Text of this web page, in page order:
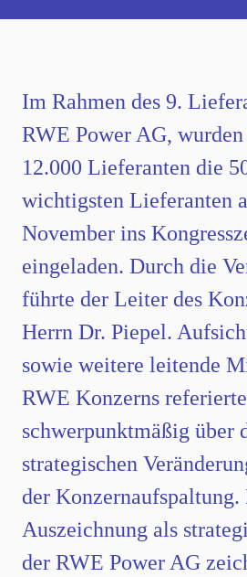
Im Rahmen des 9.
RWE Power AG, wurden
12.000 Lieferanten die
wichtigsten Lieferanten
November ins
eingeladen. Durch die
führte der Leiter des
Herrn Dr. Piepel.
sowie weitere leitende
RWE Konzerns
schwerpunktmäßig über
strategischen
der Konzernaufspaltung.
Auszeichnung als
der RWE Power AG